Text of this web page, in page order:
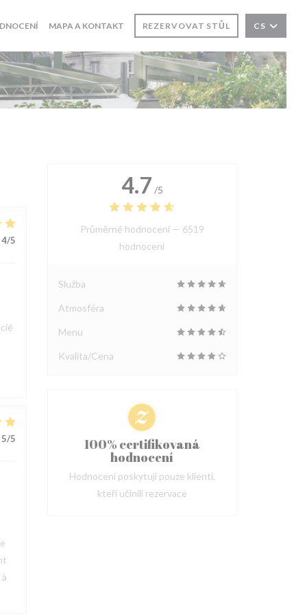
MAPA A KONTAKT REZERVOVAT STŮL CS
4/5
5/5
4.7 /5
Průměrné hodnocení — 6519
hodnoceni
Služba
Atmosféra
Menu
Kvalita/Cena
100% certifikovaná
hodnocení
Hodnocení poskytují pouze klienti,
kteří učinili rezervace